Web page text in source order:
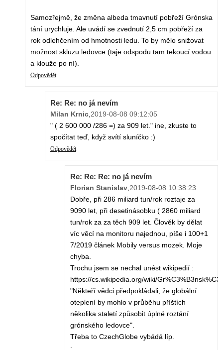
Samozřejmě, že změna albeda tmavnutí pobřeží Grónska
tání urychluje. Ale uvádí se zvednutí 2,5 cm pobřeží za
rok odlehčením od hmotnosti ledu. To by mělo snižovat
možnost skluzu ledovce (taje odspodu tam tekoucí vodou
a klouže po ní).
Odpovědět
Re: Re: no já nevím
Milan Krnic,2019-08-08 09:12:05
" ( 2 600 000 /286 =) za 909 let." ine, zkuste to
spočítat teď, když svítí sluníčko :)
Odpovědět
Re: Re: Re: no já nevím
Florian Stanislav,2019-08-08 10:38:23
Dobře, při 286 miliard tun/rok roztaje za
9090 let, při desetinásobku ( 2860 miliard
tun/rok za za těch 909 let. Člověk by dělat
víc věcí na monitoru najednou, píše i 100+1
7/2019 článek Mobily versus mozek. Moje
chyba.
Trochu jsem se nechal unést wikipedií :
https://cs.wikipedia.org/wiki/
"Někteří vědci předpokládali, že globální
oteplení by mohlo v průběhu příštích
několika staletí způsobit úplné roztání
grónského ledovce".
Třeba to CzechGlobe vybádá líp.
: